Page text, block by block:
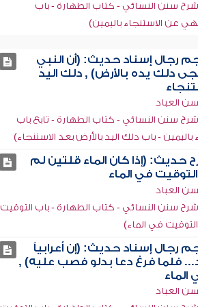
سنن النسائي - كتاب الطهارة - باب
عن الاستنجاء باليمين)
رجال إسناد حديث: (أن النبي
دلك يده بالأرض) , دلك اليد
العباد
سنن النسائي - كتاب الطهارة - تابع باب
- باب دلك اليد بالأرض بعد الاستنجاء)
حديث: (إذا كان الماء قلتين لم
في الماء
العباد
سنن النسائي - كتاب الطهارة - باب التوقيت
في الماء)
رجال إسناد حديث: (إن أعرابياً
فلما فرغ دعا بدلو فصب عليه) ,
الماء
العباد